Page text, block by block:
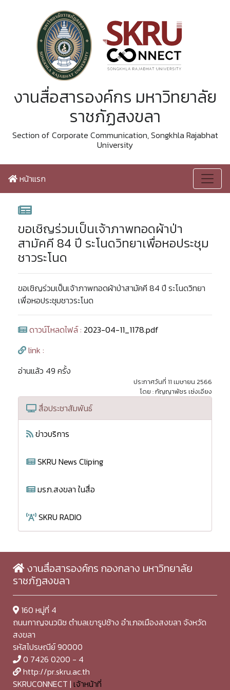
งานสื่อสารองค์กร มหาวิทยาลัย
ราชภัฏสงขลา
Section of Corporate Communication, Songkhla Rajabhat
University
หน้าแรก
ขอเชิญร่วมเป็นเจ้าภาพทอดผ้าป่า
สามัคคี 84 ปี ระโนดวิทยาเพื่อหอประชุม
ชาวระโนด
ขอเชิญร่วมเป็นเจ้าภาพทอดผ้าป่าสามัคคี 84 ปี ระโนดวิทยา
เพื่อหอประชุมชาวระโนด
ดาวน์โหลดไฟล์ : 2023-04-11_1178.pdf
link :
อ่านแล้ว 49 ครั้ง
ประกาศวันที่ 11 เมษายน 2566
โดย : กัญญาพัชร เซ่งเอียง
สื่อประชาสัมพันธ์
ข่าวบริการ
SKRU News Cliping
มรภ.สงขลา ในสื่อ
SKRU RADIO
งานสื่อสารองค์กร กองกลาง มหาวิทยาลัย
ราชภัฏสงขลา
160 หมู่ที่ 4
ถนนกาญจนวนิช ตำบลเขารูปช้าง อำเภอเมืองสงขลา จังหวัด
สงขลา
รหัสไปรษณีย์ 90000
0 7426 0200 - 4
http://pr.skru.ac.th
SKRUCONNECT | เจ้าหน้าที่